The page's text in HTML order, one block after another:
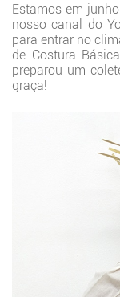
Estamos em
nosso canal do
para entrar no
de Costura
preparou um
graça!